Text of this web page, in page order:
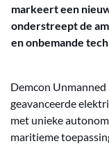
markeert een
onderstreept de
en onbemande
Demcon
geavanceerde
met unieke
maritieme